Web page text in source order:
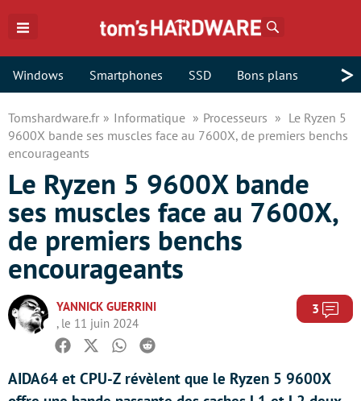
Windows Smartphones SSD Bons plans >
Tomshardware.fr Informatique Processeurs
Le Ryzen 5
9600X bande ses muscles face au 7600X, de premiers benchs
encourageants
Le Ryzen 5 9600X bande
ses muscles face au 7600X,
de premiers benchs
encourageants
YANNICK GUERRINI
, le 11 juin 2024
3
Facebook
TwitterWhatsapp
Reddit
AIDA64 et CPU-Z révèlent que le Ryzen 5 9600X